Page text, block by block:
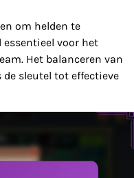
om helden te
essentieel voor het
Het balanceren van
sleutel tot effectieve